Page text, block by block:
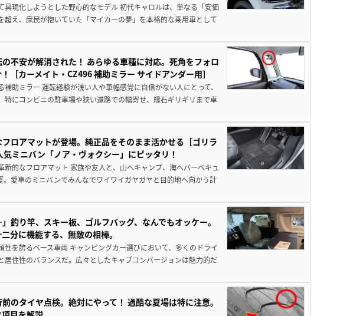
具現化しようとした野心的なモデル 初代キャロルは、単なる「安価
超え、庶民が抱いていた「マイカーの夢」を本格的な乗用車として
の不安が解消された！ あらゆる車種に対応。死角をフォロ
［カーメイト・CZ496 補助ミラー サイドアンダー用］
助ミラー 運転経験が浅い人や車幅感覚に自信がない人にとって、
にコンビニの駐車場や狭い道路での幅寄せ、縁石ギリギリまで車
ロアマットが登場。純正品をそのまま活かせる［ゴリラ
ミニバン「ノア・ヴォクシー」にピッタリ！
的なフロアマット 家族や友人と、山へキャンプ、海へバーベキュ
。愛車のミニバンでみんなでワイワイガヤガヤと目的地へ向かう計
釣り竿、スキー板、ゴルフバッグ、なんでもオッケー。
分に機能する、無敵の相棒。
を誇るベース車両 キャンピングカー選びにおいて、多くのドライ
居住性のバランスだ。広々としたキャブコンバージョンは魅力的だ
のタイヤ点検。絶対にやって！ 過酷な夏場は特に注意。